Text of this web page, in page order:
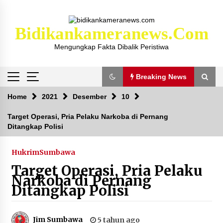
Bidikankameranews.com
Mengungkap Fakta Dibalik Peristiwa
Breaking News
Breaking News
Kejaksaan KSB Mulai Lidik Mafia Tanah Desa
Sekongkang Bawah
2 tahun ago
Laporan Dugaan Pencabulan di Desa Sepayung
Kec. Plampang, Polres Sumbawa Pastikan
Proses Penyelidikan Berjalan Maksimal
Home 2021 Desember 10
Target Operasi, Pria Pelaku Narkoba di Pernang
Ditangkap Polisi
HukrimSumbawa
Target Operasi, Pria Pelaku
Narkoba di Pernang
Ditangkap Polisi
Jim Sumbawa
5 tahun ago